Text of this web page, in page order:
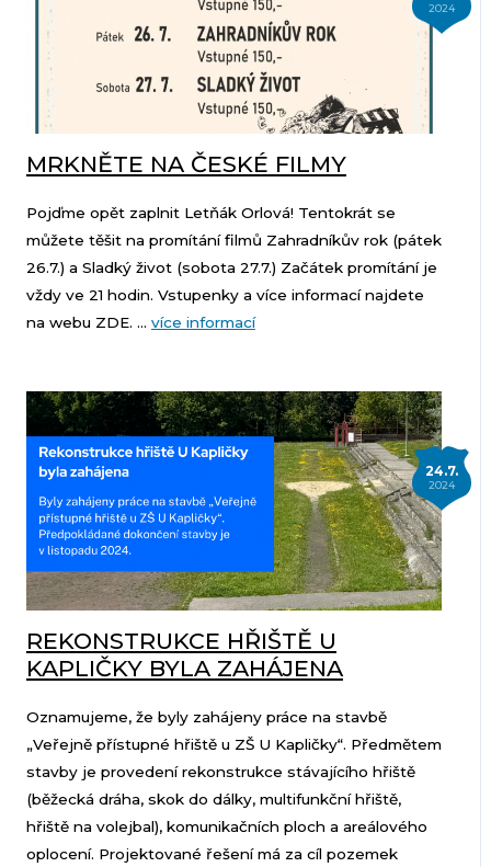
2024
MRKNĚTE NA ČESKÉ FILMY
Pojďme opět zaplnit Letňák Orlová! Tentokrát se
můžete těšit na promítání filmů Zahradníkův rok (pátek
26.7.) a Sladký život (sobota 27.7.) Začátek promítání je
vždy ve 21 hodin. Vstupenky a více informací najdete
na webu ZDE. ... více informací
24.7.
2024
REKONSTRUKCE HŘIŠTĚ U
KAPLIČKY BYLA ZAHÁJENA
Oznamujeme, že byly zahájeny práce na stavbě
„Veřejně přístupné hřiště u ZŠ U Kapličky“. Předmětem
stavby je provedení rekonstrukce stávajícího hřiště
(běžecká dráha, skok do dálky, multifunkční hřiště,
hřiště na volejbal), komunikačních ploch a areálového
oplocení. Projektované řešení má za cíl pozemek